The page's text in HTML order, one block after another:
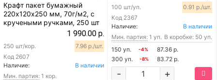
Крафт пакет бумажный
220х120х250 мм, 70г/м2, с
кручеными ручками, 250 шт
1 990.00 р.
Код 2607
250 шт/кор. 7.96 р./шт.
Наличие:
В наличии
Мин. партия: 1 кор.
Код 2367
100 шт/уп. 0.91 р./шт.
Наличие:
В наличии
Мин. партия: 1 уп. В коробке: 50 уп.
150 уп.
-4%
87.36 р.
300 уп.
-8% 83.72 р.
+
-